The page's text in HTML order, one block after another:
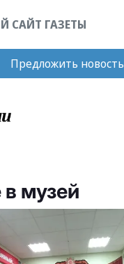
САЙТ ГАЗЕТЫ
Предложить новость
музей